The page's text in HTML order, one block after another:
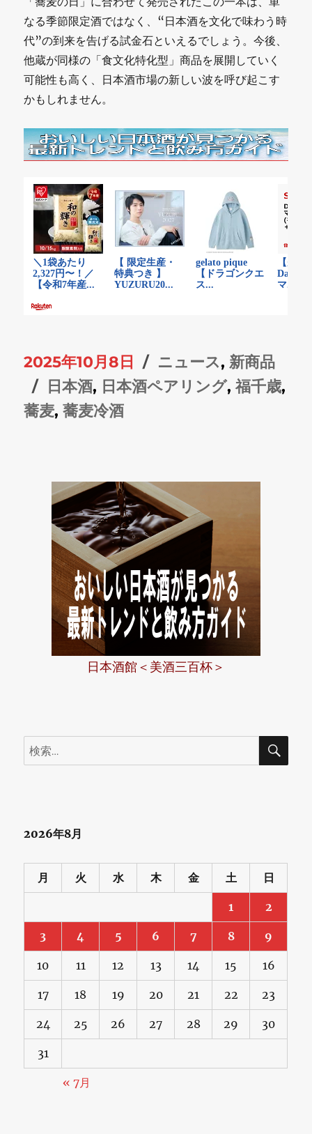
なる季節限定酒ではなく、“日本酒を文化で味わう時
代”の到来を告げる試金石といえるでしょう。今後、
他蔵が同様の「食文化特化型」商品を展開していく
可能性も高く、日本酒市場の新しい波を呼び起こす
かもしれません。
投
稿
日:
2025年10月8日
カ
テ
ニュース, 新商品
タ
グ
日本酒, 日本酒ペアリング,福千歳,
蕎麦,蕎麦冷酒
日本酒館＜美酒三百杯＞
検
索:
検
2026年8月
月 火 水 木 金 土 日
1 2
3 4 5 6 7 8 9
10 11 12 13 14 15 16
17 18 19 20 21 22 23
24 25 26 27 28 29 30
31
« 7月